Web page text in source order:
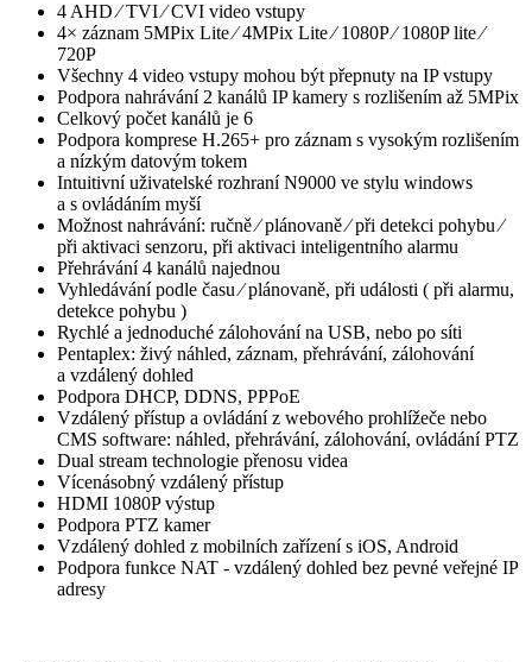
4 AHD ⁄ TVI ⁄ CVI video vstupy
4× záznam 5MPix Lite ⁄ 4MPix Lite ⁄ 1080P ⁄ 1080P lite ⁄
720P
Všechny 4 video vstupy mohou být přepnuty na IP vstupy
Podpora nahrávání 2 kanálů IP kamery s rozlišením až 5MPix
Celkový počet kanálů je 6
Podpora komprese H.265+ pro záznam s vysokým rozlišením
a nízkým datovým tokem
Intuitivní uživatelské rozhraní N9000 ve stylu windows
a s ovládáním myší
Možnost nahrávání: ručně ⁄ plánovaně ⁄ při detekci pohybu ⁄
při aktivaci senzoru, při aktivaci inteligentního alarmu
Přehrávání 4 kanálů najednou
Vyhledávání podle času ⁄ plánovaně, při události ( při alarmu,
detekce pohybu )
Rychlé a jednoduché zálohování na USB, nebo po síti
Pentaplex: živý náhled, záznam, přehrávání, zálohování
a vzdálený dohled
Podpora DHCP, DDNS, PPPoE
Vzdálený přístup a ovládání z webového prohlížeče nebo
CMS software: náhled, přehrávání, zálohování, ovládání PTZ
Dual stream technologie přenosu videa
Vícenásobný vzdálený přístup
HDMI 1080P výstup
Podpora PTZ kamer
Vzdálený dohled z mobilních zařízení s iOS, Android
Podpora funkce NAT - vzdálený dohled bez pevné veřejné IP
adresy